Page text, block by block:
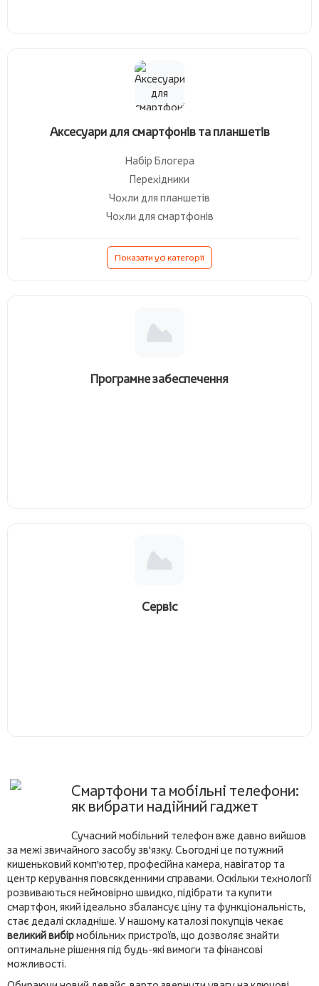
Аксесуари для смартфонів та планшетів
Набір Блогера
Перехідники
Чохли для планшетів
Чохли для смартфонів
Показати усі категорії
Програмне забеспечення
Сервіс
Смартфони та мобільні телефони:
як вибрати надійний гаджет
Сучасний мобільний телефон вже давно вийшов
за межі звичайного засобу зв'язку. Сьогодні це потужний
кишеньковий комп'ютер, професійна камера, навігатор та
центр керування повсякденними справами. Оскільки технології
розвиваються неймовірно швидко, підібрати та купити
смартфон, який ідеально збалансує ціну та функціональність,
стає дедалі складніше. У нашому каталозі покупців чекає
великий вибірмобільних пристроїв, що дозволяє знайти
оптимальне рішення під будь-які вимоги та фінансові
можливості.